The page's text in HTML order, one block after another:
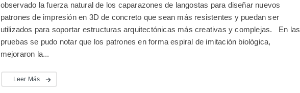
observado la fuerza natural de los caparazones de langostas para diseñar nuevos
patrones de impresión en 3D de concreto que sean más resistentes y puedan ser
utilizados para soportar estructuras arquitectónicas más creativas y complejas. En las
pruebas se pudo notar que los patrones en forma espiral de imitación biológica,
mejoraron la...
Leer Más